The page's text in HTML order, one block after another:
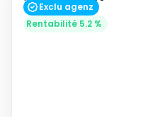
Exclu agenz
Rentabilité 5.2 %